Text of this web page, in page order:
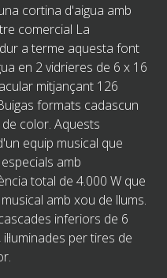
cortina d'aigua amb
comercial La
a terme aquesta font
en 2 vidrieres de 6 x 16
mitjançant 126
formats cadascun
color. Aquests
equip musical que
amb
total de 4.000 W que
amb xou de llums.
inferiors de 6
per tires de